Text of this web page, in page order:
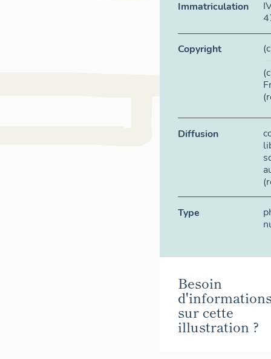
Immatriculation
Copyright
Diffusion
Type
Besoin
sur cette
illustration ?